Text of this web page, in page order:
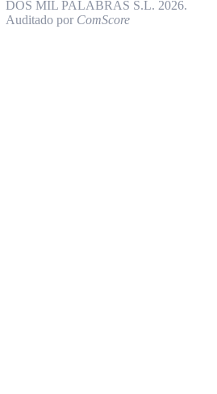
DOS MIL PALABRAS S.L. 2026.
Auditado por ComScore